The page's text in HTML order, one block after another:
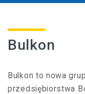
Bulkon
Bulkon to nowa
przedsiębiorstwa